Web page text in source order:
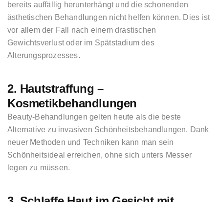
bereits auffällig herunterhängt und die schonenden
ästhetischen Behandlungen nicht helfen können. Dies ist
vor allem der Fall nach einem drastischen
Gewichtsverlust oder im Spätstadium des
Alterungsprozesses.
2. Hautstraffung –
Kosmetikbehandlungen
Beauty-Behandlungen gelten heute als die beste
Alternative zu invasiven Schönheitsbehandlungen. Dank
neuer Methoden und Techniken kann man sein
Schönheitsideal erreichen, ohne sich unters Messer
legen zu müssen.